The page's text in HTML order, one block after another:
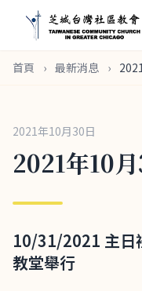
首頁 › 最新消息 ›
2021年10月30日
2021年10
10/31/2021 主日
教堂舉行